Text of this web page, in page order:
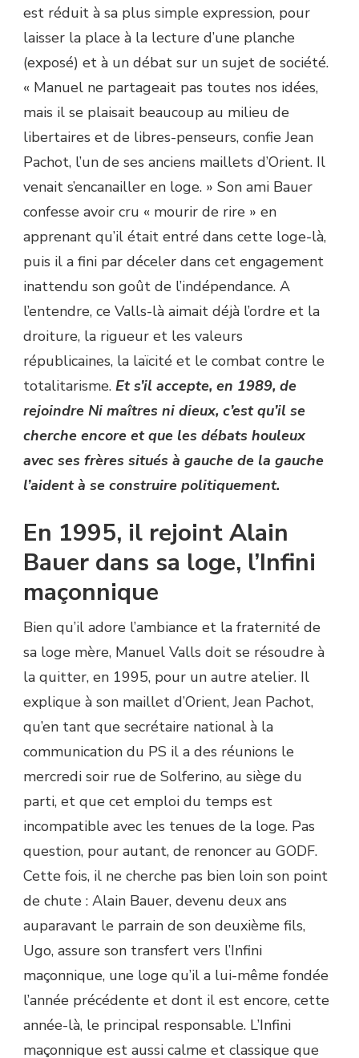
est réduit à sa plus simple expression, pour
laisser la place à la lecture d’une planche
(exposé) et à un débat sur un sujet de société.
« Manuel ne partageait pas toutes nos idées,
mais il se plaisait beaucoup au milieu de
libertaires et de libres-penseurs, confie Jean
Pachot, l’un de ses anciens maillets d’Orient. Il
venait s’encanailler en loge. » Son ami Bauer
confesse avoir cru « mourir de rire » en
apprenant qu’il était entré dans cette loge-là,
puis il a fini par déceler dans cet engagement
inattendu son goût de l’indépendance. A
l’entendre, ce Valls-là aimait déjà l’ordre et la
droiture, la rigueur et les valeurs
républicaines, la laïcité et le combat contre le
totalitarisme. Et s’il accepte, en 1989, de
rejoindre Ni maîtres ni dieux, c’est qu’il se
cherche encore et que les débats houleux
avec ses frères situés à gauche de la gauche
l’aident à se construire politiquement.
En 1995, il rejoint Alain
Bauer dans sa loge, l’Infini
maçonnique
Bien qu’il adore l’ambiance et la fraternité de
sa loge mère, Manuel Valls doit se résoudre à
la quitter, en 1995, pour un autre atelier. Il
explique à son maillet d’Orient, Jean Pachot,
qu’en tant que secrétaire national à la
communication du PS il a des réunions le
mercredi soir rue de Solferino, au siège du
parti, et que cet emploi du temps est
incompatible avec les tenues de la loge. Pas
question, pour autant, de renoncer au GODF.
Cette fois, il ne cherche pas bien loin son point
de chute : Alain Bauer, devenu deux ans
auparavant le parrain de son deuxième fils,
Ugo, assure son transfert vers l’Infini
maçonnique, une loge qu’il a lui-même fondée
l’année précédente et dont il est encore, cette
année-là, le principal responsable. L’Infini
maçonnique est aussi calme et classique que